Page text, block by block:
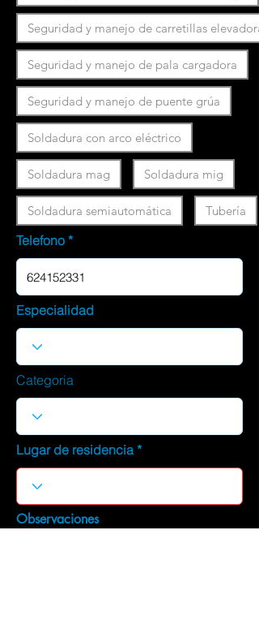
Seguridad y manejo de carretillas
Seguridad y manejo de pala cargadora
Seguridad y manejo de puente grúa
Soldadura con arco eléctrico
Soldadura mag Soldadura mig
Soldadura semiautomática Tubería
Telefono
Especialidad
Categoria
Lugar de residencia
Observaciones